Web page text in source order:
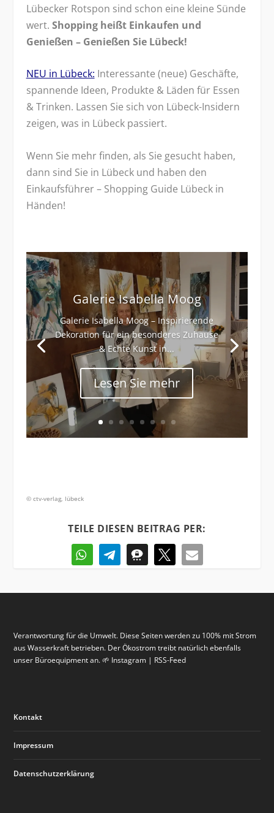
Lübecker Rotspon sind schon eine kleine Sünde
wert. Shopping heißt Einkaufen und
Genießen – Genießen Sie Lübeck!
NEU in Lübeck: Interessante (neue) Geschäfte,
spannende Ideen, Produkte & Läden für Essen
& Trinken. Lassen Sie sich von Lübeck-Insidern
zeigen, was in Lübeck passiert.
Wenn Sie mehr finden, als Sie gesucht haben,
dann sind Sie in Lübeck und haben den
Einkaufsführer – Shopping Guide Lübeck in
Händen!
Galerie Isabella Moog
Galerie Isabella Moog – Inspirierende
Dekoration für ein besonderes Zuhause
& Echte Kunst in...
Lesen Sie mehr
© ctv-verlag, lübeck
TEILE DIESEN BEITRAG PER:
Verantwortung für die Umwelt. Diese Seiten werden zu 100% mit Strom
aus Wasserkraft betrieben. Der Ökostrom treibt natürlich ebenfalls
unser Büroequipment an. 🌱 Instagram | RSS-Feed
Kontakt
Impressum
Datenschutzerklärung